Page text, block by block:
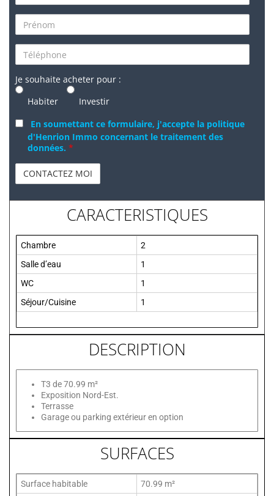
Je souhaite acheter pour :
Habiter
Investir
En soumettant ce formulaire, j'accepte la politique
d'Henrion Immo concernant le traitement des
données. *
CARACTERISTIQUES
Chambre
2
Salle d’eau
1
WC
1
Séjour/Cuisine
1
DESCRIPTION
T3 de 70.99 m²
Exposition Nord-Est.
Terrasse
Garage ou parking extérieur en option
SURFACES
Surface habitable
70.99 m²